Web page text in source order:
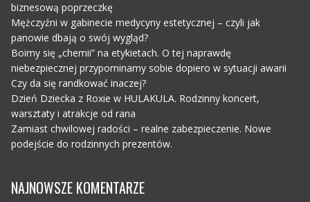
biznesową poprzeczkę
Mężczyźni w gabinecie medycyny estetycznej – czyli jak
panowie dbają o swój wygląd?
Boimy się „chemii” na etykietach. O tej naprawdę
niebezpiecznej przypominamy sobie dopiero w sytuacji awarii
Czy da się randkować inaczej?
Dzień Dziecka z Roxie w HULAKULA. Rodzinny koncert,
warsztaty i atrakcje od rana
Zamiast chwilowej radości – realne zabezpieczenie. Nowe
podejście do rodzinnych prezentów.
NAJNOWSZE KOMENTARZE